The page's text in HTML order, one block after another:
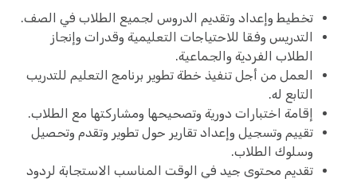
تخطيط وإعداد وتقديم الدروس لجميع الطلاب في الصف.
التدريس وفقا للاحتياجات التعليمية وقدرات وإنجاز
الطلاب الفردية والجماعية.
العمل من أجل تنفيذ خطة تطوير برنامج التعليم للتدريب
التابع له.
إقامة اختبارات دورية وتصحيحها ومشاركتها مع الطلاب.
تقييم وتسجيل وإعداد تقارير حول تطوير وتقدم وتحصيل
وسلوك الطلاب.
تقديم محتوى جيد في الوقت المناسب الاستجابة لردود